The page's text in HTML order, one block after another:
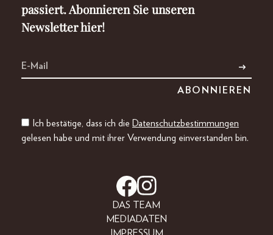
passiert. Abonnieren Sie unseren
Newsletter hier!
Ich bestätige, dass ich die Datenschutzbestimmungen
gelesen habe und mit ihrer Verwendung einverstanden bin.
DAS TEAM
MEDIADATEN
IMPRESSUM